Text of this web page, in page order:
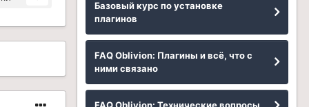
Базовый курс по установке
плагинов
FAQ Oblivion: Плагины и всё, что с
ними связано